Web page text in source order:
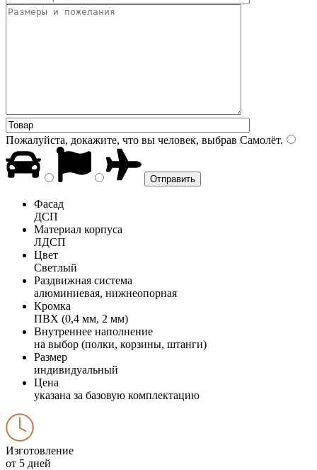
Пожалуйста, докажите, что вы человек, выбрав Самолёт.
Фасад
ДСП
Материал корпуса
ЛДСП
Цвет
Светлый
Раздвижная система
алюминиевая, нижнеопорная
Кромка
ПВХ (0,4 мм, 2 мм)
Внутреннее наполнение
на выбор (полки, корзины, штанги)
Размер
индивидуальный
Цена
указана за базовую комплектацию
Изготовление
от 5 дней